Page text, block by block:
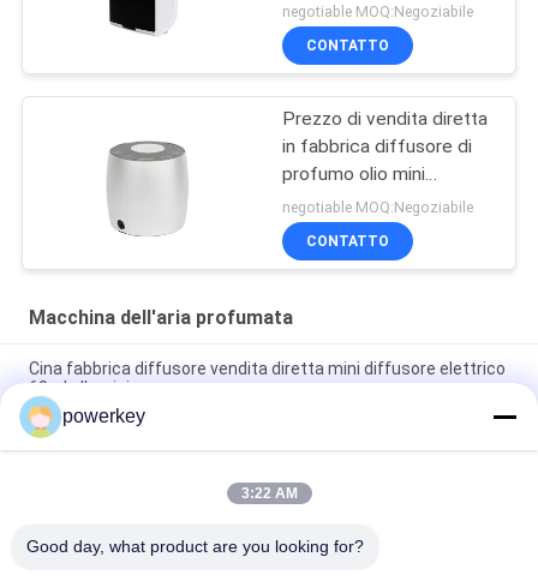
negotiable MOQ:Negoziabile
CONTATTO
Prezzo di vendita diretta
in fabbrica diffusore di
profumo olio mini
diffusore 60ml alluminio
negotiable MOQ:Negoziabile
CONTATTO
Macchina dell'aria profumata
Cina fabbrica diffusore vendita diretta mini diffusore elettrico
60ml alluminio
Fabbrica prezzo di vendita diretta olio essenziale di aroma
mini diffusore 60ml alluminio
100 ml di diffusore di olio essenziale di alta qualità
powerkey
3:22 AM
Good day, what product are you looking for?